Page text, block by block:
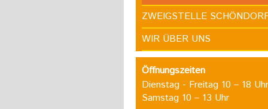
ZWEIGSTELLE
WIR ÜBER UNS
Öffnungszeiten
Dienstag - Freitag 10 – 18 Uhr
Samstag 10 – 13 Uhr